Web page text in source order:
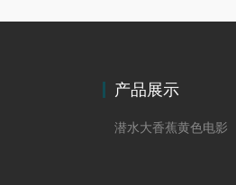
产品展示
潜水大香蕉黄色电影